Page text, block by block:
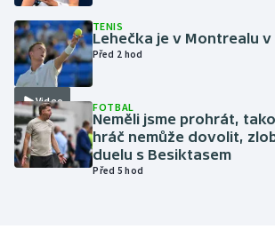
Motorsport
Olympijské hry
Parasport
Plavání
Video
TENIS
Lehečka je v Montrealu
Před 2 hod
FOTBAL
Neměli jsme prohrát,
hráč nemůže dovolit,
duelu s Besiktasem
Před 5 hod